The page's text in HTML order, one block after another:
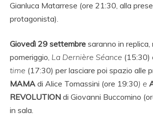
Gianluca Matarrese (ore 21:30, alla
protagonista).
Giovedì 29 settembre saranno in replica,
pomeriggio, La Dernière Séance (15:30)
time (17:30) per lasciare poi spazio alle
MAMA di Alice Tomassini (ore 19:30) e
REVOLUTION di Giovanni Buccomino
in sala.